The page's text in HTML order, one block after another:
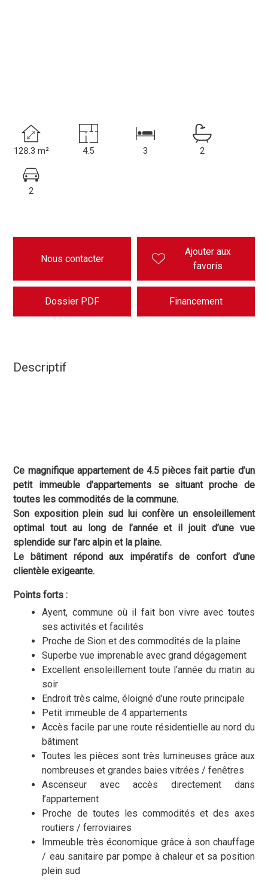
128.3 m² 4.5 3 2
2
Nous contacter
Ajouter aux
favoris
Dossier PDF Financement
Descriptif
Ce magnifique appartement de 4.5 pièces fait partie d’un
petit immeuble d'appartements se situant proche de
toutes les commodités de la commune.
Son exposition plein sud lui confère un ensoleillement
optimal tout au long de l’année et il jouit d’une vue
splendide sur l’arc alpin et la plaine.
Le bâtiment répond aux impératifs de confort d’une
clientèle exigeante.
Points forts :
Ayent, commune où il fait bon vivre avec toutes
ses activités et facilités
Proche de Sion et des commodités de la plaine
Superbe vue imprenable avec grand dégagement
Excellent ensoleillement toute l’année du matin au
soir
Endroit très calme, éloigné d’une route principale
Petit immeuble de 4 appartements
Accès facile par une route résidentielle au nord du
bâtiment
Toutes les pièces sont très lumineuses grâce aux
nombreuses et grandes baies vitrées / fenêtres
Ascenseur avec accès directement dans
l’appartement
Proche de toutes les commodités et des axes
routiers / ferroviaires
Immeuble très économique grâce à son chauffage
/ eau sanitaire par pompe à chaleur et sa position
plein sud